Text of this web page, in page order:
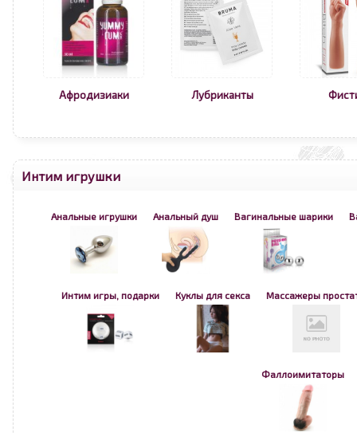
Афродизиаки Лубриканты
Интим игрушки
Анальные игрушки Анальный душ Вагинальные шарики
Интим игры, подарки Куклы для секса Массажеры
Фаллоимитаторы